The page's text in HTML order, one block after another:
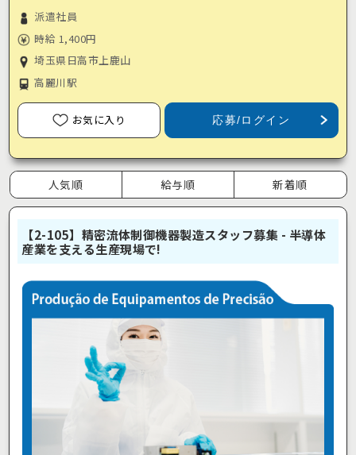
派遣社員
時給 1,400円
埼玉県日高市上鹿山
高麗川駅
お気に入り 応募/ログイン
人気順 給与順 新着順
【2-105】精密流体制御機器製造スタッフ募集 - 半導体
産業を支える生産現場で!